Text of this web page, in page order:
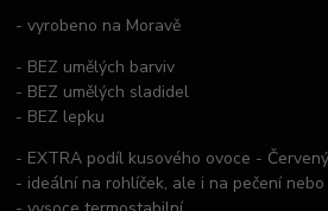
- vyrobeno na Moravě
- BEZ umělých barviv
- BEZ umělých sladidel
- BEZ lepku
- EXTRA podíl kusového ovoce -
- ideální na rohlíček, ale i na pečení